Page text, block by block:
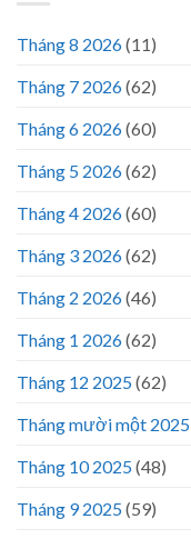
Tháng 8 2026(11)
Tháng 7 2026(62)
Tháng 6 2026(60)
Tháng 5 2026(62)
Tháng 4 2026(60)
Tháng 3 2026(62)
Tháng 2 2026(46)
Tháng 1 2026(62)
Tháng 12 2025(62)
Tháng mười một 2025
Tháng 10 2025(48)
Tháng 9 2025(59)